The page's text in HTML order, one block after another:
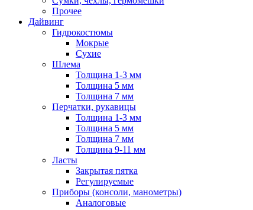
Прочее
Дайвинг
Гидрокостюмы
Мокрые
Сухие
Шлема
Толщина 1-3 мм
Толщина 5 мм
Толщина 7 мм
Перчатки, рукавицы
Толщина 1-3 мм
Толщина 5 мм
Толщина 7 мм
Толщина 9-11 мм
Ласты
Закрытая пятка
Регулируемые
Приборы (консоли, манометры)
Аналоговые